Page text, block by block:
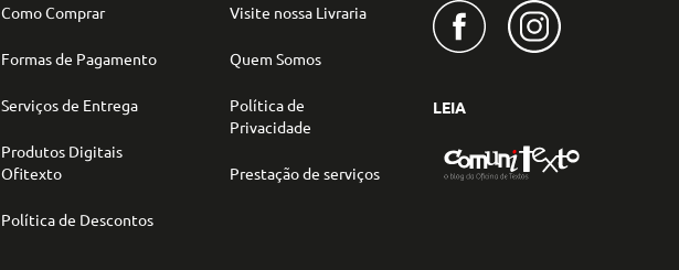
Como Comprar
Formas de Pagamento
Serviços de Entrega
Produtos Digitais
Ofitexto
Política de Descontos
Visite nossa Livraria
Quem Somos
Política de
Privacidade
Prestação de serviços
LEIA